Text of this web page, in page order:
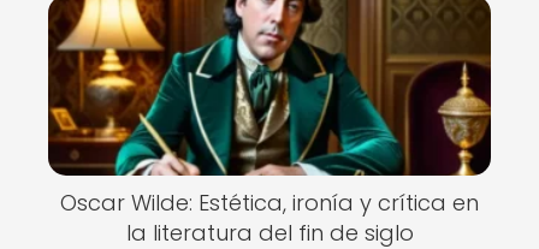
Oscar Wilde: Estética, ironía y crítica en
la literatura del fin de siglo